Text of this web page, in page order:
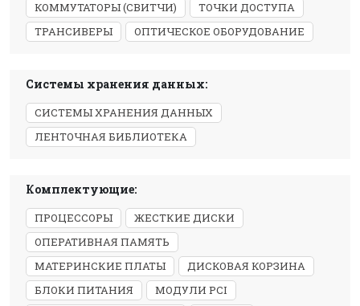
КОММУТАТОРЫ (СВИТЧИ)
ТОЧКИ ДОСТУПА
ТРАНСИВЕРЫ
ОПТИЧЕСКОЕ ОБОРУДОВАНИЕ
Системы хранения данных:
СИСТЕМЫ ХРАНЕНИЯ ДАННЫХ
ЛЕНТОЧНАЯ БИБЛИОТЕКА
Комплектующие:
ПРОЦЕССОРЫ
ЖЕСТКИЕ ДИСКИ
ОПЕРАТИВНАЯ ПАМЯТЬ
МАТЕРИНСКИЕ ПЛАТЫ
ДИСКОВАЯ КОРЗИНА
БЛОКИ ПИТАНИЯ
МОДУЛИ PCI